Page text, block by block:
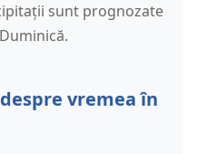
sunt prognozate
vremea în